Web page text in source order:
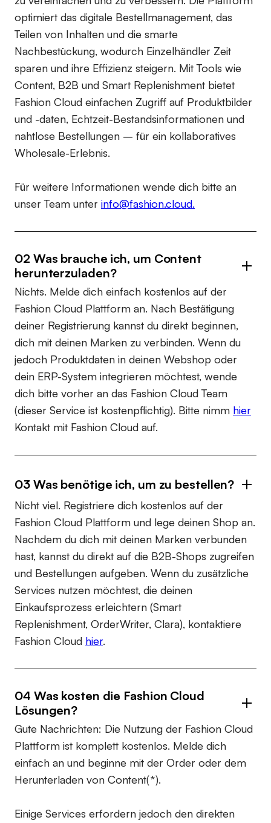
optimiert das digitale Bestellmanagement, das
Teilen von Inhalten und die smarte
Nachbestückung, wodurch Einzelhändler Zeit
sparen und ihre Effizienz steigern. Mit Tools wie
Content, B2B und Smart Replenishment bietet
Fashion Cloud einfachen Zugriff auf Produktbilder
und -daten, Echtzeit-Bestandsinformationen und
nahtlose Bestellungen – für ein kollaboratives
Wholesale-Erlebnis.
Für weitere Informationen wende dich bitte an
unser Team unter info@fashion.cloud.
02 Was brauche ich, um Content
herunterzuladen?
Nichts. Melde dich einfach kostenlos auf der
Fashion Cloud Plattform an. Nach Bestätigung
deiner Registrierung kannst du direkt beginnen,
dich mit deinen Marken zu verbinden. Wenn du
jedoch Produktdaten in deinen Webshop oder
dein ERP-System integrieren möchtest, wende
dich bitte vorher an das Fashion Cloud Team
(dieser Service ist kostenpflichtig). Bitte nimm hier
Kontakt mit Fashion Cloud auf.
03 Was benötige ich, um zu bestellen?
Nicht viel. Registriere dich kostenlos auf der
Fashion Cloud Plattform und lege deinen Shop an.
Nachdem du dich mit deinen Marken verbunden
hast, kannst du direkt auf die B2B-Shops zugreifen
und Bestellungen aufgeben. Wenn du zusätzliche
Services nutzen möchtest, die deinen
Einkaufsprozess erleichtern (Smart
Replenishment, OrderWriter, Clara), kontaktiere
Fashion Cloud hier.
04 Was kosten die Fashion Cloud
Lösungen?
Gute Nachrichten: Die Nutzung der Fashion Cloud
Plattform ist komplett kostenlos. Melde dich
einfach an und beginne mit der Order oder dem
Herunterladen von Content(*).
Einige Services erfordern jedoch den direkten